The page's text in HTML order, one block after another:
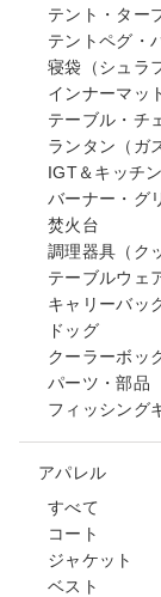
テント・ター
テントペグ・
寝袋（シュラ
インナーマッ
テーブル・チ
ランタン（ガ
IGT＆キッチン
バーナー・グ
焚火台
調理器具（ク
テーブルウェ
キャリーバッ
ドッグ
クーラーボッ
パーツ・部品
フィッシング
アパレル
すべて
コート
ジャケット
ベスト